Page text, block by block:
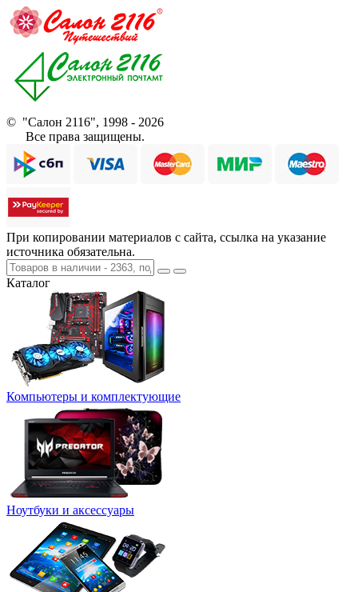
© "Салон 2116", 1998 - 2026
Все права защищены.
При копировании материалов с сайта, ссылка на указание
источника обязательна.
Каталог
Компьютеры и комплектующие
Ноутбуки и аксессуары